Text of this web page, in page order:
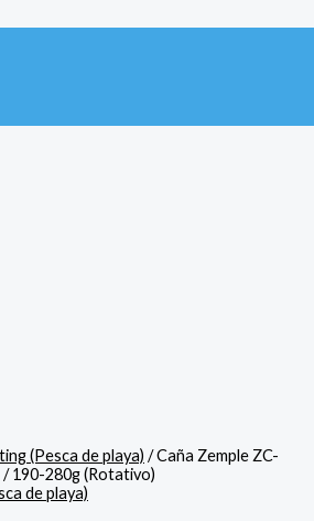
(Pesca de playa) / Caña Zemple ZC-
/ 190-280g (Rotativo)
de playa)